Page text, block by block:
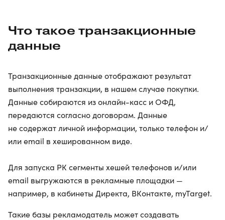
Что такое транзакционные
данные
Транзакционные данные отображают результат
выполнения транзакции, в нашем случае покупки.
Данные собираются из онлайн-касс и ОФД,
передаются согласно договорам. Данные
не содержат личной информации, только телефон и/
или email в хешированном виде.
Для запуска РК сегменты хешей телефонов и/или
email выгружаются в рекламные площадки —
например, в кабинеты Директа, ВКонтакте, myTarget.
Такие базы рекламодатель может создавать